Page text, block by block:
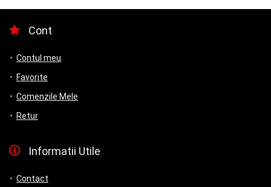
Cont
Contul meu
Favorite
Comenzile Mele
Retur
Informatii Utile
Contact